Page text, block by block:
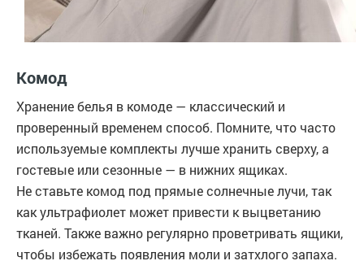
Комод
Хранение белья в комоде — классический и
проверенный временем способ. Помните, что часто
используемые комплекты лучше хранить сверху, а
гостевые или сезонные — в нижних ящиках.
Не ставьте комод под прямые солнечные лучи, так
как ультрафиолет может привести к выцветанию
тканей. Также важно регулярно проветривать ящики,
чтобы избежать появления моли и затхлого запаха.